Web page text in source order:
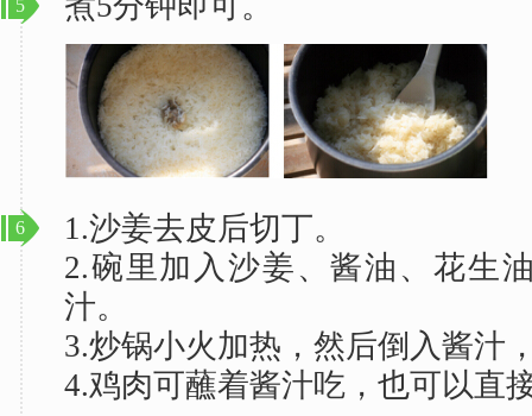
5
6
1.沙姜去皮后切丁。
2.碗里加入沙姜、酱油、花生
汁。
3.炒锅小火加热，然后倒入酱汁
4.鸡肉可蘸着酱汁吃，也可以直